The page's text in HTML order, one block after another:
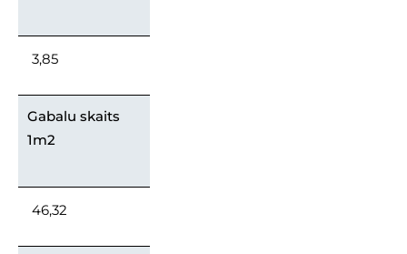
3,85
Gabalu skaits
1m2
46,32